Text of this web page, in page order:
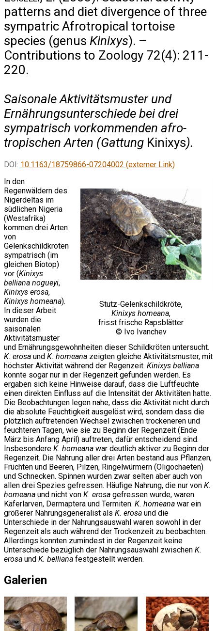
patterns and diet divergence of three
sympatric Afrotropical tortoise
species (genus Kinixys). –
Contributions to Zoology 72(4): 211-
220.
Saisonale Aktivitätsmuster und
Ernährungsunterschiede bei drei
sympatrisch vorkommenden afro-
tropischen Arten (Gattung Kinixys).
DOI: 10.1163/18759866-07204002 (externer Link)
Stutz-Gelenkschildkröte,
Kinixys homeana,
frisst frische Rapsblätter
© Ivo Ivanchev
In den
Regenwäldern des
Nigerdeltas im
südlichen Nigeria
(Westafrika)
kommen drei Arten
von
Gelenkschildkröten
sympatrisch (im
gleichen Biotop)
vor (Kinixys
belliana nogueyi,
Kinixys erosa,
Kinixys homeana).
In dieser Arbeit
wurden die
saisonalen
Aktivitätsmuster
und Ernährungsgewohnheiten dieser Schildkröten untersucht.
K. erosa und K. homeana zeigten gleiche Aktivitätsmuster, mit
höchster Aktivität während der Regenzeit. Kinixys belliana
konnte sogar nur in der Regenzeit gefunden werden. Es
ergaben sich keine Hinweise darauf, dass die Luftfeuchte
einen direkten Einfluss auf die Intensität der Aktivitäten hatte.
Die Beobachtungen legen nahe, dass die Aktivität nicht durch
die absolute Feuchtigkeit ausgelöst wird, sondern dass die
plötzlich auftretenden Wechsel zwischen trockeneren und
feuchteren Tagen, wie sie zu Beginn der Regenzeit (Ende
März bis Anfang April) auftreten, dafür entscheidend sind.
Insbesondere K. homeana war deutlich aktiver zu Beginn der
Regenzeit. Die Nahrung aller drei Arten bestand aus Pflanzen,
Früchten und Beeren, Pilzen, Ringelwürmern (Oligochaeten)
und Schnecken. Spinnen wurden zwar selten aber auch von
allen drei Spezies gefressen. Häufige Nahrung, die nur von K.
homeana und nicht von K. erosa gefressen wurde, waren
Käferlarven, Dermaptera und Termiten. K. homeana war ein
größerer Nahrungsgeneralist als K. erosa und die
Unterschiede in der Nahrungsauswahl waren sowohl in der
Regenzeit als auch während der Trockenzeit zu beobachten.
Allerdings konnten zumindest in der Regenzeit keine
Unterschiede bezüglich der Nahrungsauswahl zwischen K.
erosa und K. belliana festgestellt werden.
Galerien